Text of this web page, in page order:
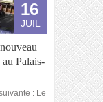
16
JUIL
Palais-
: Le